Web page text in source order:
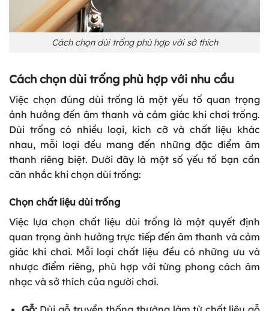
Cách chọn dùi trống phù hợp với sở thích
Cách chọn dùi trống phù hợp với nhu cầu
Việc chọn đúng dùi trống là một yếu tố quan trọng
ảnh hưởng đến âm thanh và cảm giác khi chơi trống.
Dùi trống có nhiều loại, kích cỡ và chất liệu khác
nhau, mỗi loại đều mang đến những đặc điểm âm
thanh riêng biệt. Dưới đây là một số yếu tố bạn cần
cân nhắc khi chọn dùi trống:
Chọn chất liệu dùi trống
Việc lựa chọn chất liệu dùi trống là một quyết định
quan trọng ảnh hưởng trực tiếp đến âm thanh và cảm
giác khi chơi. Mỗi loại chất liệu đều có những ưu và
nhược điểm riêng, phù hợp với từng phong cách âm
nhạc và sở thích của người chơi.